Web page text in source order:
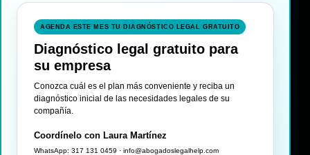
AGENDA ESTE MES TU DIAGNÓSTICO LEGAL GRATUITO
Diagnóstico legal gratuito para
su empresa
Conozca cuál es el plan más conveniente y reciba un
diagnóstico inicial de las necesidades legales de su
compañía.
Coordínelo con Laura Martínez
WhatsApp: 317 131 0459 · info@abogadoslegalhelp.com